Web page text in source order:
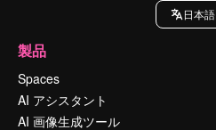
日本語
製品
Spaces
AI アシスタント
AI 画像生成ツール